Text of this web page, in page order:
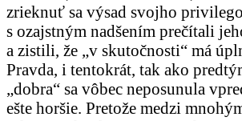
zrieknuť sa výsad svojho
s ozajstným nadšením prečítali
a zistili, že „v skutočnosti“ má
Pravda, i tentokrát, tak ako
„dobra“ sa vôbec neposunula
ešte horšie. Pretože medzi